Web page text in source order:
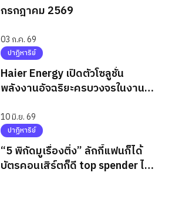
กรกฎาคม 2569
03 ก.ค. 69
ปาฏิหาริย์
Haier Energy เปิดตัวโซลูชั่น
พลังงานอัจฉริยะครบวงจรในงาน
10 มิ.ย. 69
ปาฏิหาริย์
“5 พิกัดมูเรื่องติ่ง” ลักกี้แฟนก็ได้
บัตรคอนเสิร์ตก็ดี top spender ไม่มี